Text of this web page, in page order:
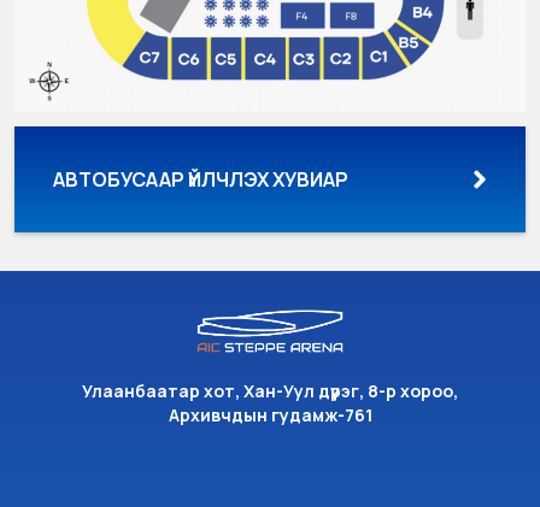
АВТОБУСААР ҮЙЛЧЛЭХ ХУВИАР
Улаанбаатар хот, Хан-Уул дүүрэг, 8-р хороо,
Архивчдын гудамж-761